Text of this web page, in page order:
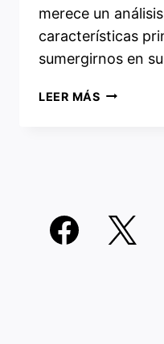
merece un
características
sumergirnos en
LEER MÁSUBUNTU
DE